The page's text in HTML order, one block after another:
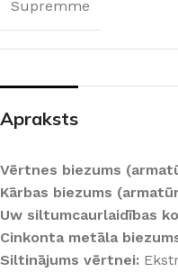
Supremme
Apraksts
Vērtnes biezums
Kārbas biezums
Uw siltumcaurlaidības
Cinkonta metāla
Siltinājums vērtnei: